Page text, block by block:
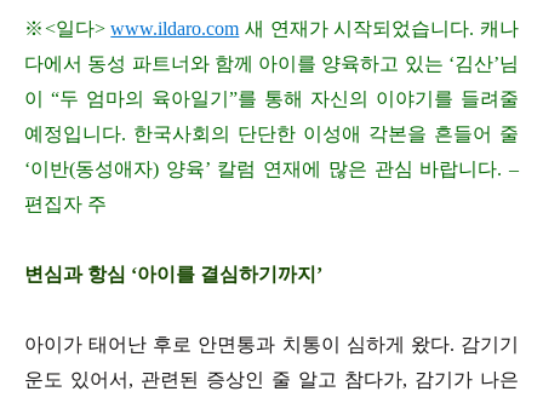
※<일다>www.ildaro.com 새 연재가 시작되었습니다. 캐나
다에서 동성 파트너와 함께 아이를 양육하고 있는 ‘김산’님
이 “두 엄마의 육아일기”를 통해 자신의 이야기를 들려줄
예정입니다. 한국사회의 단단한 이성애 각본을 흔들어 줄
‘이반(동성애자) 양육’ 칼럼 연재에 많은 관심 바랍니다. –
편집자 주
변심과 항심 ‘아이를 결심하기까지’
아이가 태어난 후로 안면통과 치통이 심하게 왔다. 감기기
운도 있어서, 관련된 증상인 줄 알고 참다가, 감기가 나은